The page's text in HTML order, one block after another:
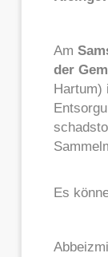
Am
der
Hartum)
Es